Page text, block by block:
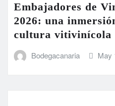
Embajadores de
2026: una
cultura vitivinícola
Bodegacanaria May